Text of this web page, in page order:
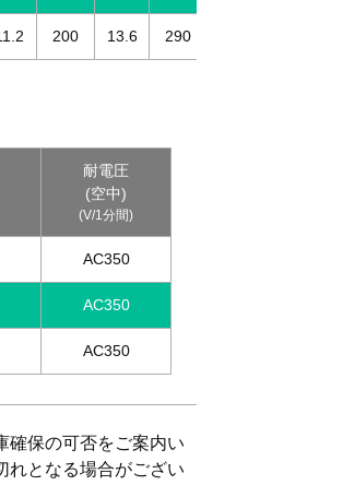
200 13.6 290
耐電圧
(空中)
(V/1分間)
AC350
AC350
AC350
確保の可否をご案内い
れとなる場合がござい